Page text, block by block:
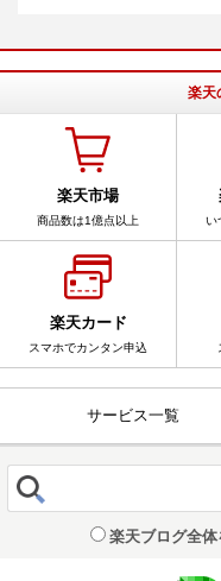
楽天
楽天市場
商品数は1億点以上 い
楽天カード
スマホでカンタン申込
サービス一覧
楽天ブログ全